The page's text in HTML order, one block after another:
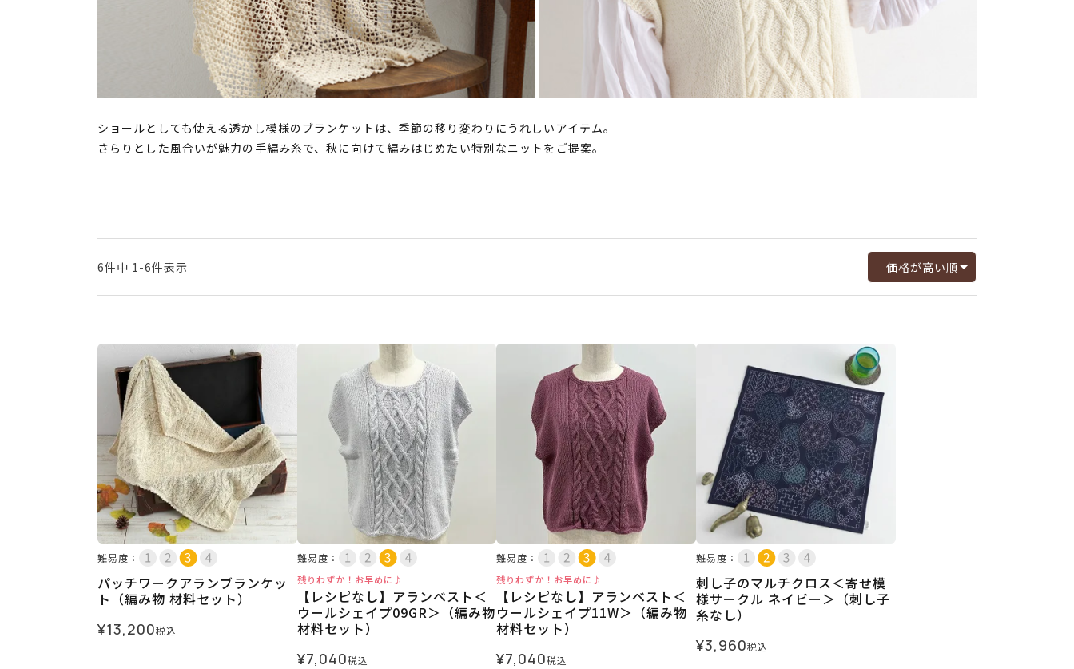
ショールとしても使える透かし模様のブランケットは、季節の移り変わりにうれしいアイテム。
さらりとした風合いが魅力の手編み糸で、秋に向けて編みはじめたい特別なニットをご提案。
価格が高い順
6件中 1 -6件表示
難易度：
パッチワークアランブランケッ
ト（編み物 材料セット）
¥13,200税込
難易度：
残りわずか！お早めに♪
【レシピなし】アランベスト＜
ウールシェイプ09GR＞（編み物
材料セット）
¥7,040税込
難易度：
残りわずか！お早めに♪
【レシピなし】アランベスト＜
ウールシェイプ11W＞（編み物
材料セット）
¥7,040税込
難易度：
刺し子のマルチクロス＜寄せ模
様サークル ネイビー＞（刺し子
糸なし）
¥3,960税込